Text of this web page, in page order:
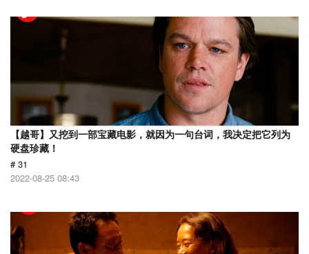
【越哥】又挖到一部宝藏电影，就因为一句台词，我决定把它列为
硬盘珍藏！
# 31
2022-08-25 08:43